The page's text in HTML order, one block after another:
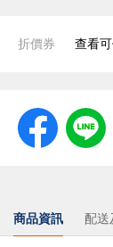
折價券 查看
商品資訊 配送